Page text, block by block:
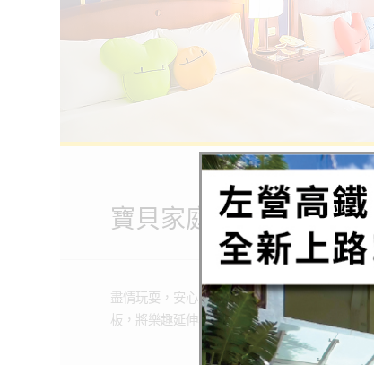
寶貝家庭房
盡情玩耍，安心入睡，讓房間不只是休息的地
板，將樂趣延伸無極限！
寶貝家庭
Baby Family
快來探索更多悠
房型介紹
ROOMS
線上訂